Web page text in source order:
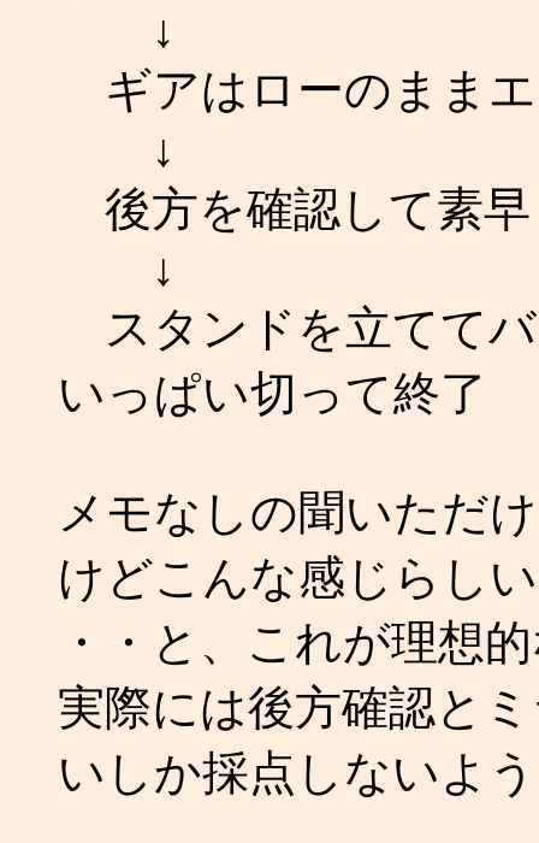
↓
ギアはローのまま
↓
後方を確認して素早
↓
スタンドを立てて
いっぱい切って終了
メモなしの聞いただ
けどこんな感じらし
・・と、これが理想
実際には後方確認と
いしか採点しないよ